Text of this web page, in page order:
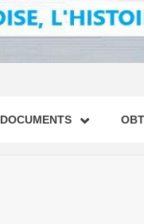
DOCUMENTS